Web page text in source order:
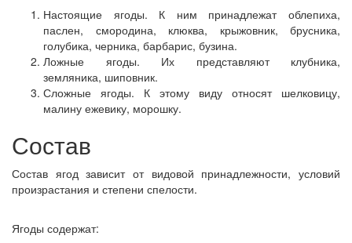
Настоящие ягоды. К ним принадлежат облепиха,
паслен, смородина, клюква, крыжовник, брусника,
голубика, черника, барбарис, бузина.
Ложные ягоды. Их представляют клубника,
земляника, шиповник.
Сложные ягоды. К этому виду относят шелковицу,
малину ежевику, морошку.
Состав
Состав ягод зависит от видовой принадлежности, условий
произрастания и степени спелости.
Ягоды содержат: